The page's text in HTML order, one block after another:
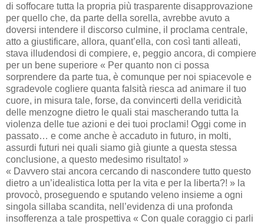
di soffocare tutta la propria più trasparente disapprovazione
per quello che, da parte della sorella, avrebbe avuto a
doversi intendere il discorso culmine, il proclama centrale,
atto a giustificare, allora, quant’ella, con così tanti alleati,
stava illudendosi di compiere, e, peggio ancora, di compiere
per un bene superiore « Per quanto non ci possa
sorprendere da parte tua, è comunque per noi spiacevole e
sgradevole cogliere quanta falsità riesca ad animare il tuo
cuore, in misura tale, forse, da convincerti della veridicità
delle menzogne dietro le quali stai mascherando tutta la
violenza delle tue azioni e dei tuoi proclami! Oggi come in
passato… e come anche è accaduto in futuro, in molti,
assurdi futuri nei quali siamo già giunte a questa stessa
conclusione, a questo medesimo risultato! »
« Davvero stai ancora cercando di nascondere tutto questo
dietro a un’idealistica lotta per la vita e per la liberta?! » la
provocò, proseguendo e sputando veleno insieme a ogni
singola sillaba scandita, nell’evidenza di una profonda
insofferenza a tale prospettiva « Con quale coraggio ci parli